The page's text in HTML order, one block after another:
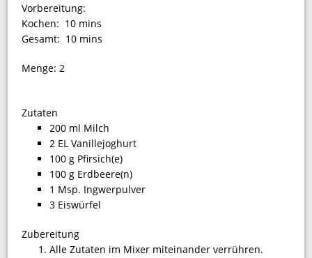
Vorbereitung:
Kochen: 10 mins
Gesamt: 10 mins
Menge: 2
Zutaten
200 ml Milch
2 EL Vanillejoghurt
100 g Pfirsich(e)
100 g Erdbeere(n)
1 Msp. Ingwerpulver
3 Eiswürfel
Zubereitung
Alle Zutaten im Mixer miteinander verrühren.